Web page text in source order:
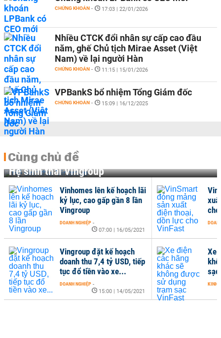
CHỨNG KHOÁN - 17:03 | 22/01/2026
Nhiều CTCK đổi nhân sự cấp cao đầu
năm, ghế Chủ tịch Mirae Asset (Việt
Nam) về lại người Hàn
CHỨNG KHOÁN - 11:15 | 15/01/2026
VPBankS bổ nhiệm Tổng Giám đốc
CHỨNG KHOÁN - 15:09 | 16/12/2025
Cùng chủ đề
Hệ sinh thái Vingroup
Xe
KINH
Vinhomes lên kế hoạch lãi
kỷ lục, cao gấp gần 8 lần
Vingroup
DOANH NGHIỆP -
07:00 | 16/05/2021
Vingroup đặt kế hoạch
doanh thu 7,4 tỷ USD, tiếp
tục đổ tiền vào xe...
DOANH NGHIỆP -
15:00 | 14/05/2021